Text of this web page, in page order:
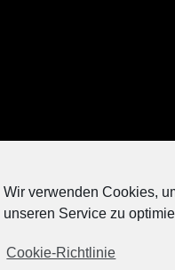
[contact-form-7 404 "Nicht
Wir verwenden Cookies,
unseren Service zu
Cookie-Richtlinie